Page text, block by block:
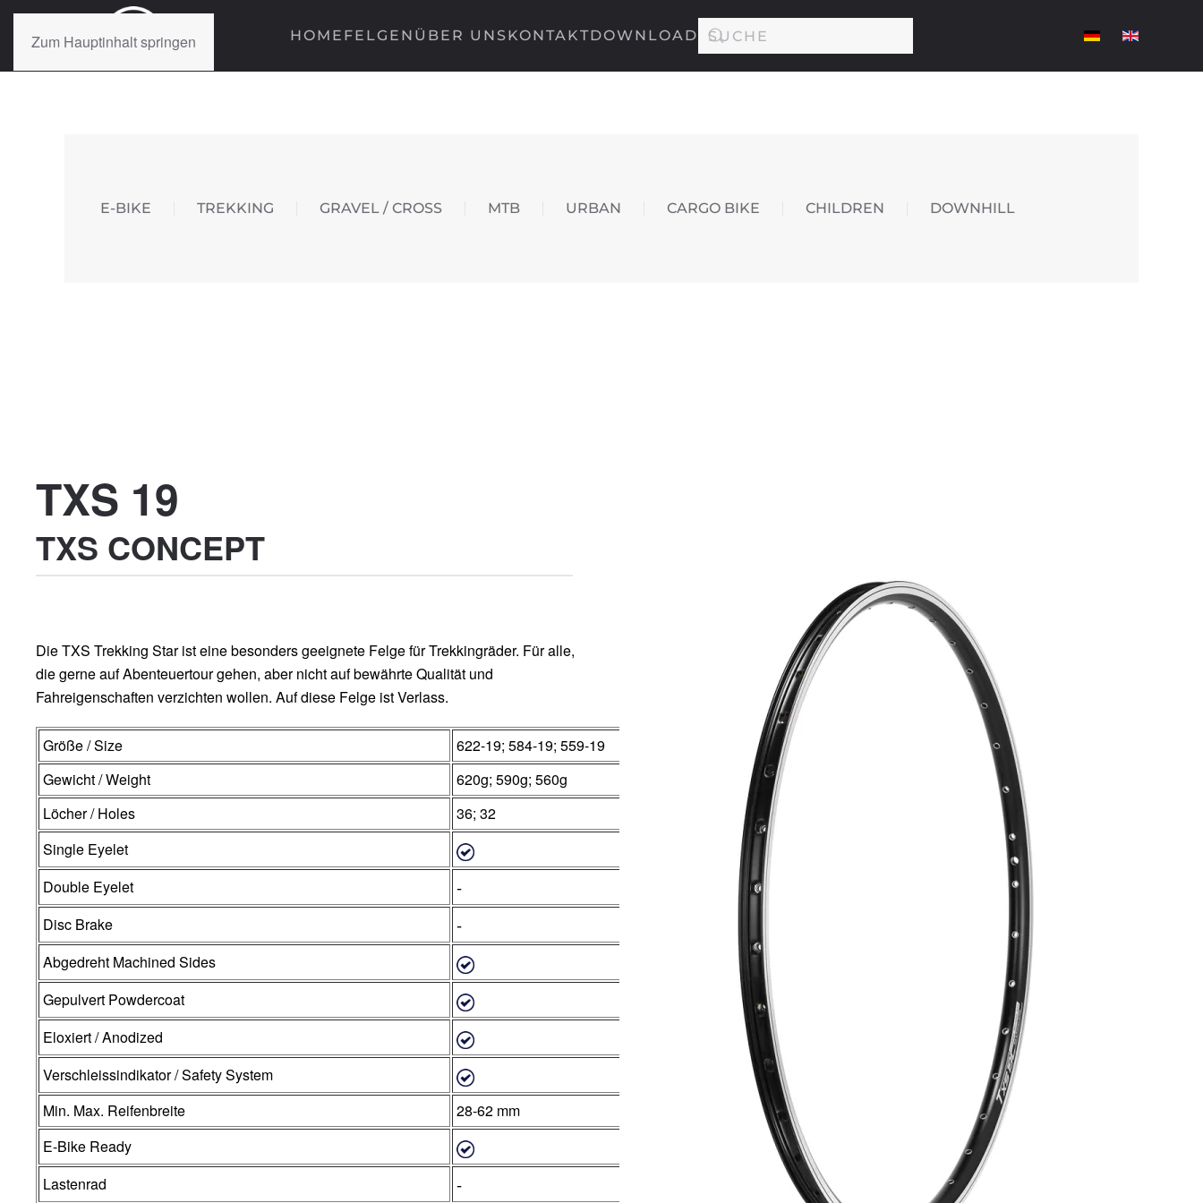
Zum Hauptinhalt springen HOME FELGEN ÜBER UNSKONTAKTDOWNLOAD
E-BIKE TREKKING GRAVEL / CROSS MTB URBAN CARGO BIKE CHILDREN DOWNHILL
TXS 19
TXS CONCEPT
Die TXS Trekking Star ist eine besonders geeignete Felge für Trekkingräder. Für alle,
die gerne auf Abenteuertour gehen, aber nicht auf bewährte Qualität und
Fahreigenschaften verzichten wollen. Auf diese Felge ist Verlass.
Größe / Size
622-19; 584-19; 559-19
Gewicht / Weight
620g; 590g; 560g
Löcher / Holes
36; 32
Single Eyelet
Double Eyelet
-
Disc Brake -
Abgedreht Machined Sides
Gepulvert Powdercoat
Eloxiert / Anodized
Verschleissindikator / Safety System
Min. Max. Reifenbreite
28-62 mm
E-Bike Ready
Lastenrad
-